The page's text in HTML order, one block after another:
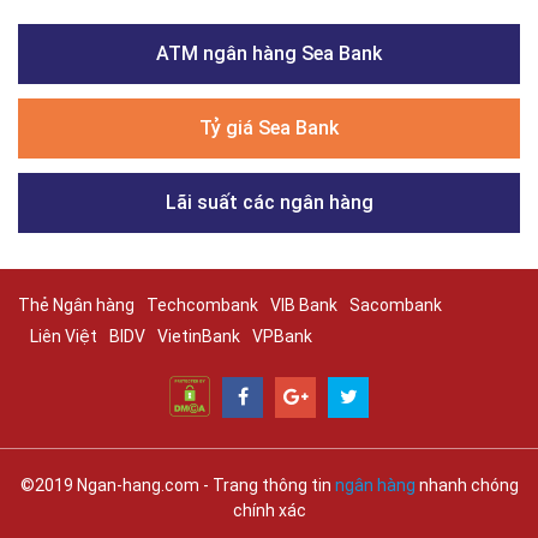
ATM ngân hàng Sea Bank
Tỷ giá Sea Bank
Lãi suất các ngân hàng
Thẻ Ngân hàng Techcombank VIB Bank
Sacombank
Liên Việt
BIDV VietinBank VPBank
©2019 Ngan-hang.com - Trang thông tin ngân hàng nhanh chóng
chính xác